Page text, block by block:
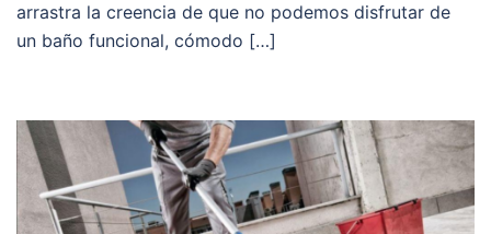
arrastra la creencia de que no podemos disfrutar de
un baño funcional, cómodo […]